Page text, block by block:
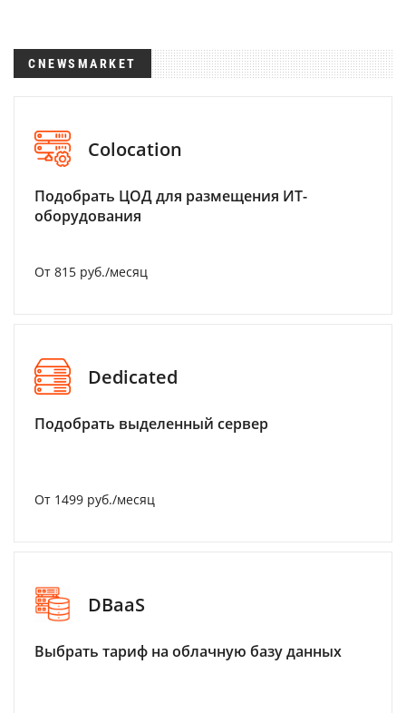
CNEWSMARKET
Colocation
Подобрать ЦОД для размещения ИТ-
оборудования
От 815 руб./месяц
Dedicated
Подобрать выделенный сервер
От 1499 руб./месяц
DBaaS
Выбрать тариф на облачную базу данных